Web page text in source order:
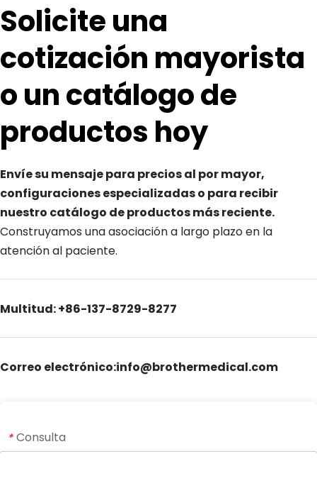
Solicite una
cotización mayorista
o un catálogo de
productos hoy
Envíe su mensaje para precios al por mayor,
configuraciones especializadas o para recibir
Construyamos una asociación a largo plazo en la
atención al paciente.
Multitud: +86-137-8729-8277
Correo electrónico:info@brothermedical.com
* Consulta